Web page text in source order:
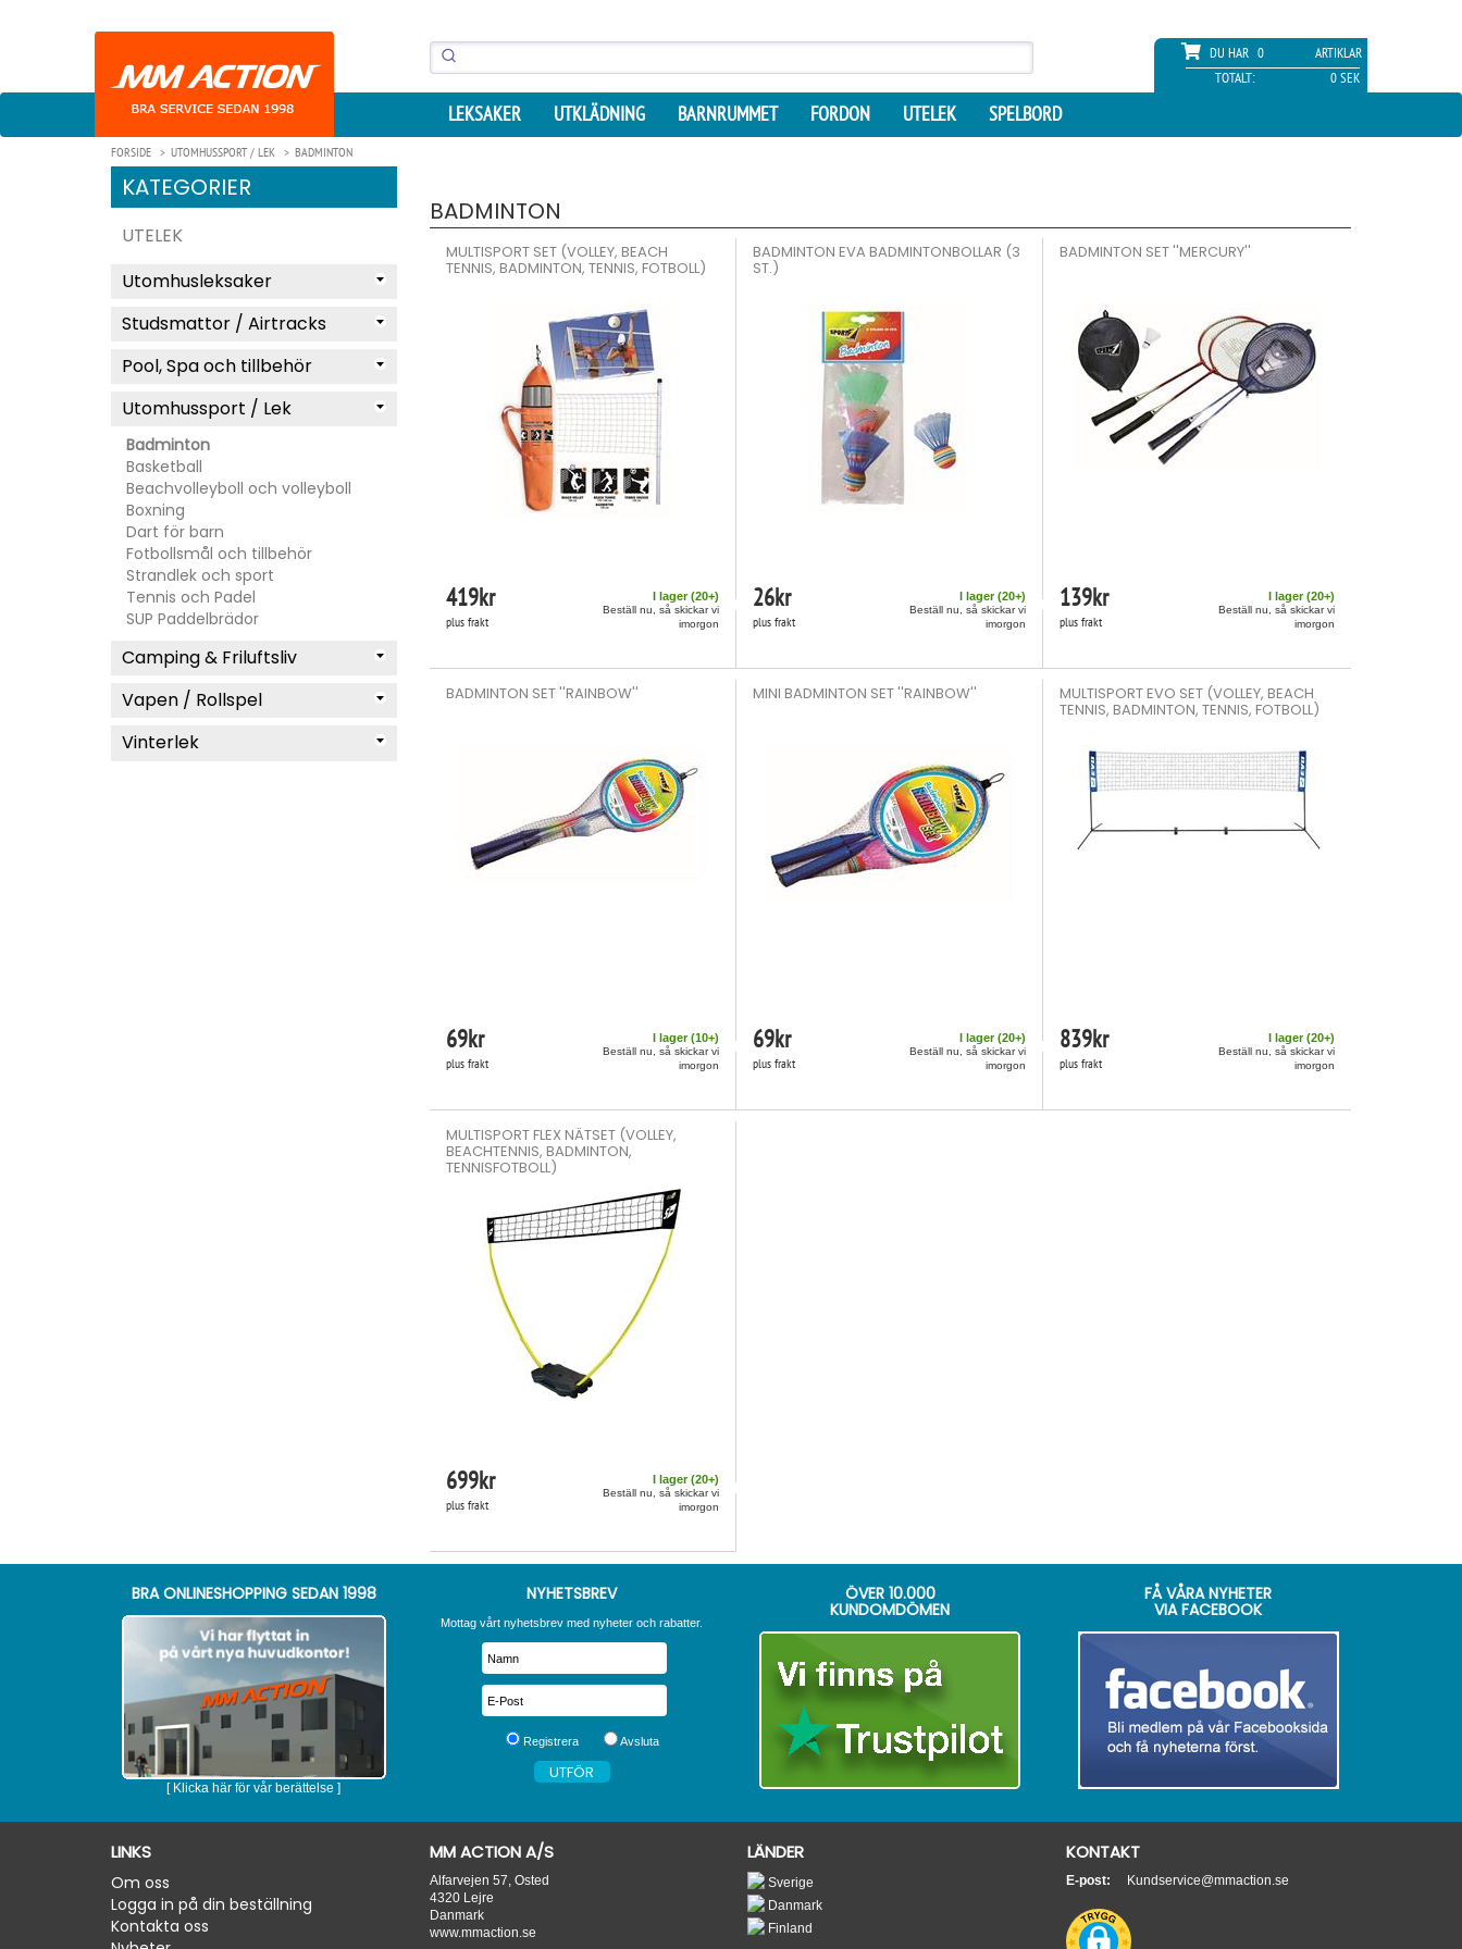
DU HAR 0
ARTIKLAR
TOTALT:
0 SEK
LEKSAKER UTKLÄDNING BARNRUMMET FORDON UTELEK SPELBORD
FORSIDE UTOMHUSSPORT / LEK BADMINTON
KATEGORIER
UTELEK
Utomhusleksaker
Studsmattor / Airtracks
Pool, Spa och tillbehör
Utomhussport / Lek
Badminton
Basketball
Beachvolleyboll och volleyboll
Boxning
Dart för barn
Fotbollsmål och tillbehör
Strandlek och sport
Tennis och Padel
SUP Paddelbrädor
Camping & Friluftsliv
Vapen / Rollspel
Vinterlek
BADMINTON
MULTISPORT SET (VOLLEY, BEACH
TENNIS, BADMINTON, TENNIS, FOTBOLL)
419kr
plus frakt
I lager (20+)
Beställ nu, så skickar vi
imorgon
BADMINTON EVA BADMINTONBOLLAR (3
ST.)
26kr
plus frakt
I lager (20+)
Beställ nu, så skickar vi
imorgon
BADMINTON SET ''MERCURY''
139kr
plus frakt
I lager (20+)
Beställ nu, så skickar vi
imorgon
BADMINTON SET ''RAINBOW''
69kr
plus frakt
I lager (10+)
Beställ nu, så skickar vi
imorgon
MINI BADMINTON SET ''RAINBOW''
69kr
plus frakt
I lager (20+)
Beställ nu, så skickar vi
imorgon
MULTISPORT EVO SET (VOLLEY, BEACH
TENNIS, BADMINTON, TENNIS, FOTBOLL)
839kr
plus frakt
I lager (20+)
Beställ nu, så skickar vi
imorgon
MULTISPORT FLEX NÄTSET (VOLLEY,
BEACHTENNIS, BADMINTON,
TENNISFOTBOLL)
699kr
plus frakt
I lager (20+)
Beställ nu, så skickar vi
imorgon
BRA ONLINESHOPPING SEDAN 1998
[ Klicka här för vår berättelse ]
NYHETSBREV
Mottag vårt nyhetsbrev med nyheter och rabatter.
Registrera Avsluta
ÖVER 10.000
KUNDOMDÖMEN
FÅ VÅRA NYHETER
VIA FACEBOOK
LINKS
Om oss
Logga in på din beställning
Kontakta oss
MM ACTION A/S
Alfarvejen 57, Osted
4320 Lejre
Danmark
www.mmaction.se
LÄNDER
Sverige
Danmark
Finland
KONTAKT
E-post: Kundservice@mmaction.se